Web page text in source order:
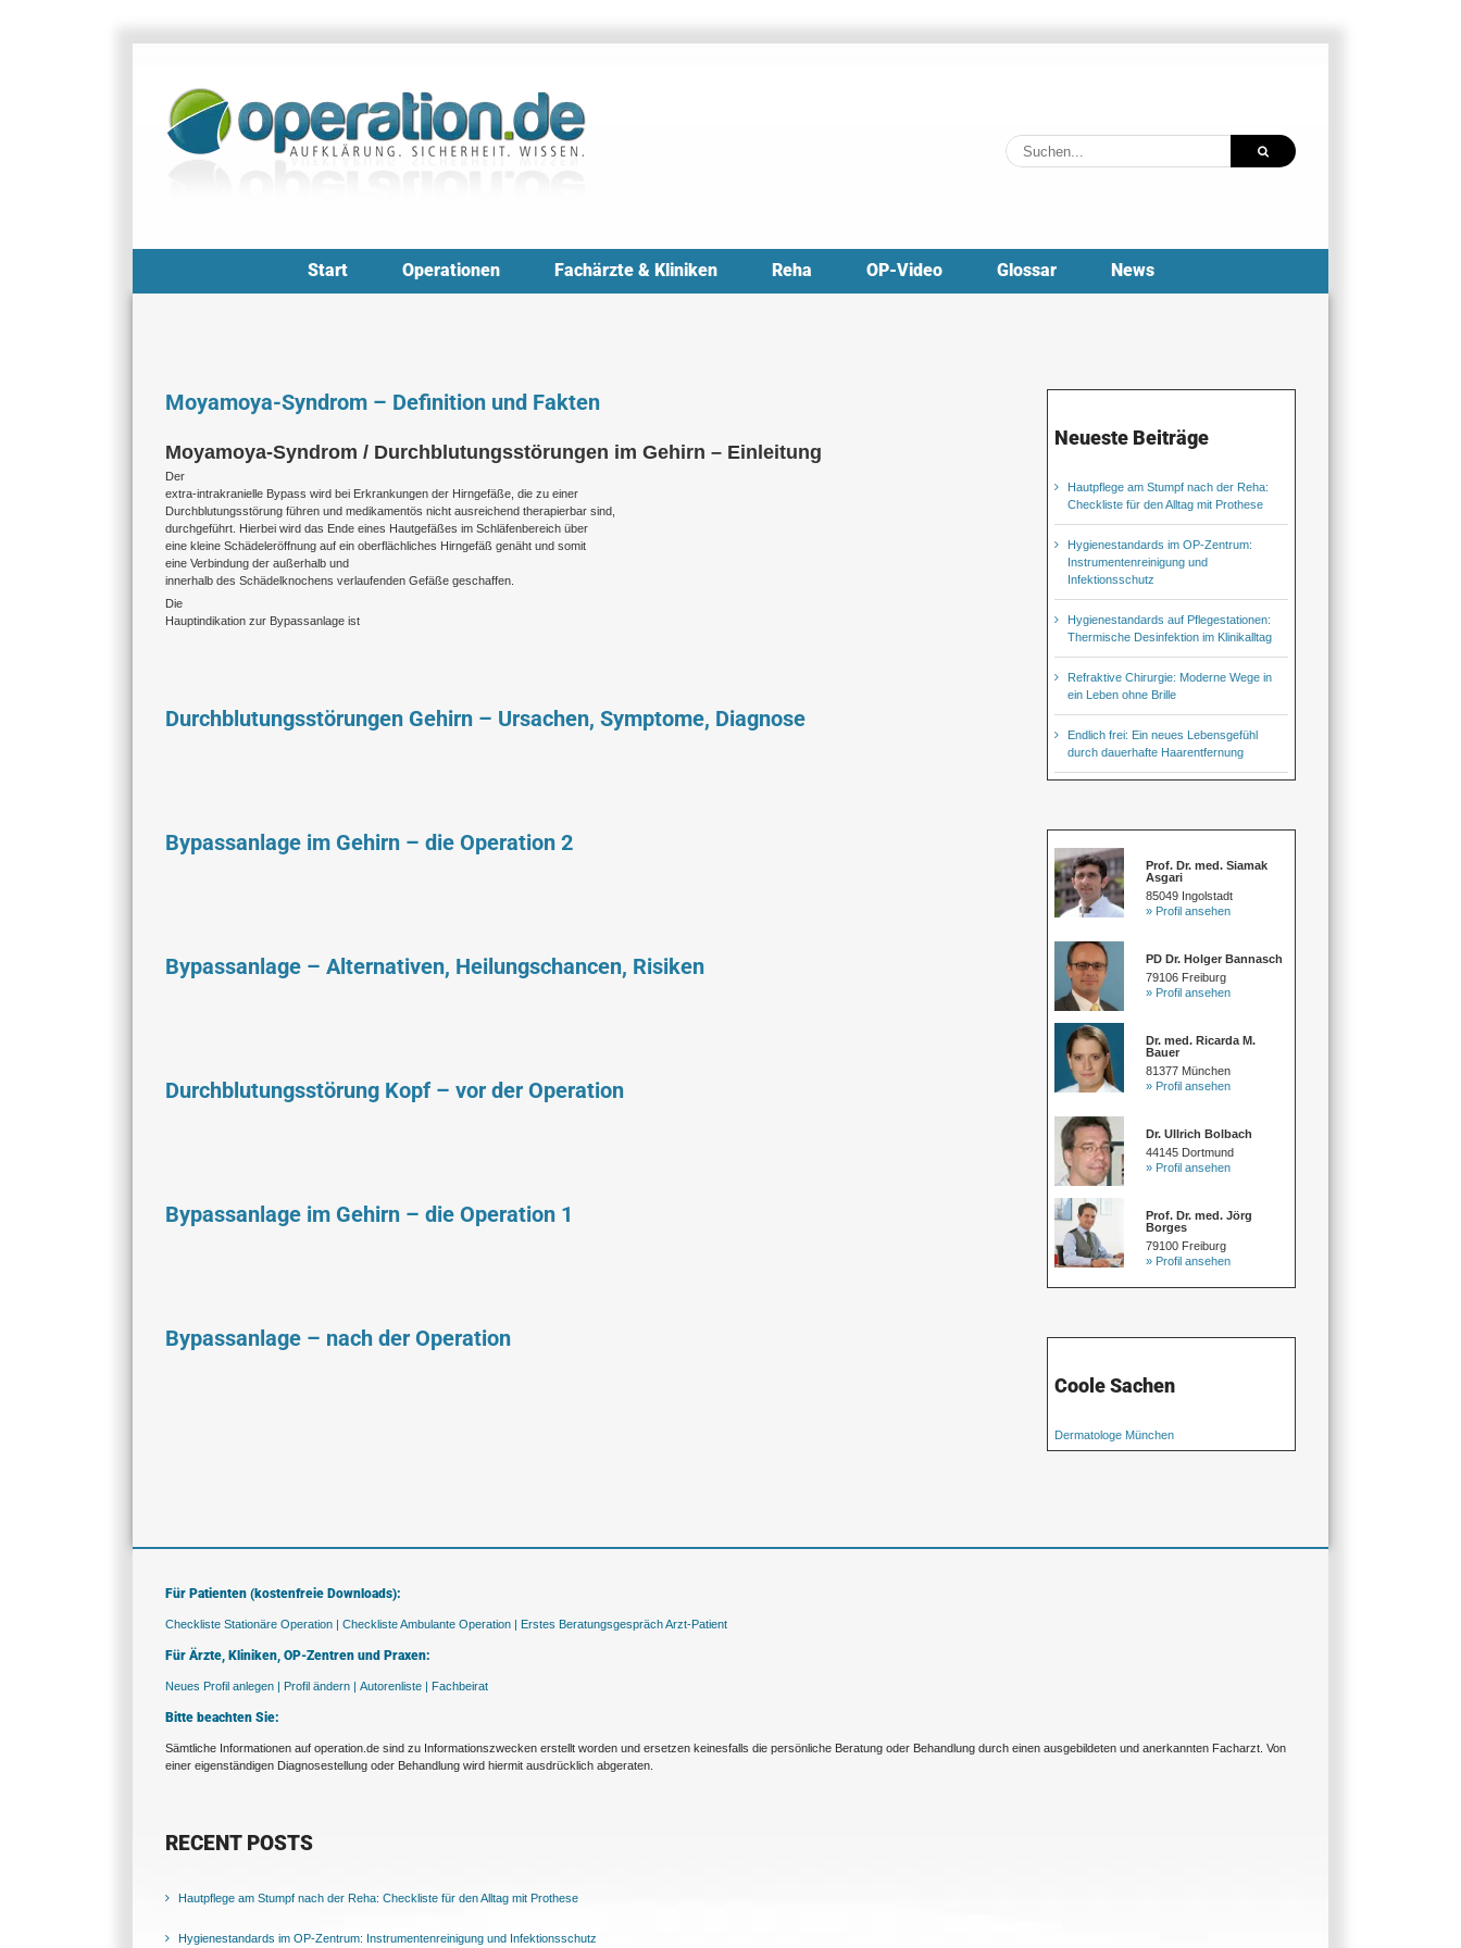
Suche
nach:
Start Operationen Fachärzte & Kliniken Reha OP-Video Glossar News
Moyamoya-Syndrom – Definition und Fakten
Moyamoya-Syndrom / Durchblutungsstörungen im Gehirn – Einleitung
Der
extra-intrakranielle Bypass wird bei Erkrankungen der Hirngefäße, die zu einer
Durchblutungsstörung führen und medikamentös nicht ausreichend therapierbar sind,
durchgeführt. Hierbei wird das Ende eines Hautgefäßes im Schläfenbereich über
eine kleine Schädeleröffnung auf ein oberflächliches Hirngefäß genäht und somit
eine Verbindung der außerhalb und
innerhalb des Schädelknochens verlaufenden Gefäße geschaffen.
Die
Hauptindikation zur Bypassanlage ist
Durchblutungsstörungen Gehirn – Ursachen, Symptome, Diagnose
Bypassanlage im Gehirn – die Operation 2
Bypassanlage – Alternativen, Heilungschancen, Risiken
Durchblutungsstörung Kopf – vor der Operation
Bypassanlage im Gehirn – die Operation 1
Bypassanlage – nach der Operation
Neueste Beiträge
Hautpflege am Stumpf nach der Reha:
Checkliste für den Alltag mit Prothese
Hygienestandards im OP-Zentrum:
Instrumentenreinigung und
Infektionsschutz
Hygienestandards auf Pflegestationen:
Thermische Desinfektion im Klinikalltag
Refraktive Chirurgie: Moderne Wege in
ein Leben ohne Brille
Endlich frei: Ein neues Lebensgefühl
durch dauerhafte Haarentfernung
Prof. Dr. med. Siamak
Asgari
85049 Ingolstadt
» Profil ansehen
PD Dr. Holger Bannasch
79106 Freiburg
» Profil ansehen
Dr. med. Ricarda M.
Bauer
81377 München
» Profil ansehen
Dr. Ullrich Bolbach
44145 Dortmund
» Profil ansehen
Prof. Dr. med. Jörg
Borges
79100 Freiburg
» Profil ansehen
Coole Sachen
Dermatologe München
Für Patienten (kostenfreie Downloads):
Checkliste Stationäre Operation | Checkliste Ambulante Operation | Erstes Beratungsgespräch Arzt-Patient
Für Ärzte, Kliniken, OP-Zentren und Praxen:
Neues Profil anlegen | Profil ändern | Autorenliste | Fachbeirat
Bitte beachten Sie:
Sämtliche Informationen auf operation.de sind zu Informationszwecken erstellt worden und ersetzen keinesfalls die persönliche Beratung oder Behandlung durch einen ausgebildeten und anerkannten Facharzt. Von
einer eigenständigen Diagnosestellung oder Behandlung wird hiermit ausdrücklich abgeraten.
RECENT POSTS
Hautpflege am Stumpf nach der Reha: Checkliste für den Alltag mit Prothese
Hygienestandards im OP-Zentrum: Instrumentenreinigung und Infektionsschutz